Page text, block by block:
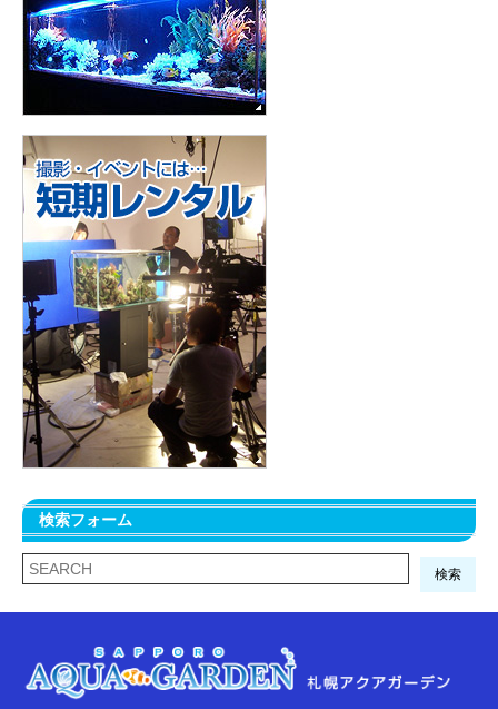
検索フォーム
検索